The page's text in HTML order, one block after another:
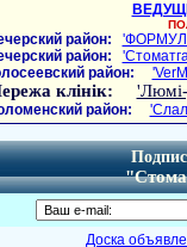
район:
район:
район:
клінік:
район:
Доска